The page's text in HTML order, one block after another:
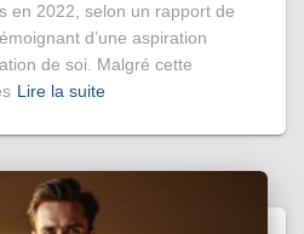
en 2022, selon un rapport de
d’une aspiration
de soi. Malgré cette
Lire la suite